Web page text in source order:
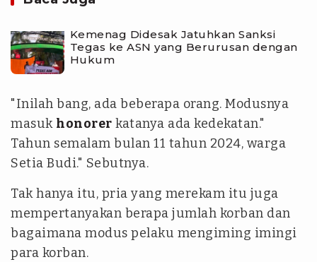
Kemenag Didesak Jatuhkan Sanksi
Tegas ke ASN yang Berurusan dengan
Hukum
"Inilah bang, ada beberapa orang. Modusnya
masuk honorer katanya ada kedekatan."
Tahun semalam bulan 11 tahun 2024, warga
Setia Budi." Sebutnya.
Tak hanya itu, pria yang merekam itu juga
mempertanyakan berapa jumlah korban dan
bagaimana modus pelaku mengiming imingi
para korban.